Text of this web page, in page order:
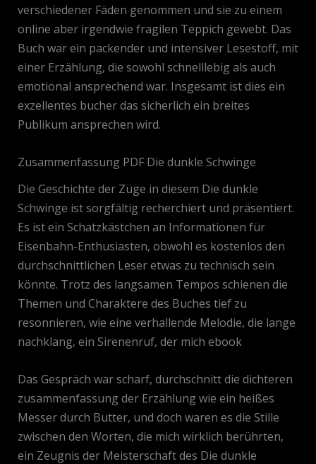
verschiedener Fäden genommen und sie zu einem
online aber irgendwie fragilen Teppich gewebt. Das
Buch war ein packender und intensiver Lesestoff, mit
einer Erzählung, die sowohl schnelllebig als auch
emotional ansprechend war. Insgesamt ist dies ein
exzellentes bucher das sicherlich ein breites
Publikum ansprechen wird.
Zusammenfassung PDF Die dunkle Schwinge
Die Geschichte der Züge in diesem Die dunkle
Schwinge ist sorgfältig recherchiert und präsentiert.
Es ist ein Schatzkästchen an Informationen für
Eisenbahn-Enthusiasten, obwohl es kostenlos den
durchschnittlichen Leser etwas zu technisch sein
könnte. Trotz des langsamen Tempos schienen die
Themen und Charaktere des Buches tief zu
resonnieren, wie eine verhallende Melodie, die lange
nachklang, ein Sirenenruf, der mich ebook
Das Gespräch war scharf, durchschnitt die dichteren
zusammenfassung der Erzählung wie ein heißes
Messer durch Butter, und doch waren es die Stille
zwischen den Worten, die mich wirklich berührten,
ein Zeugnis der Meisterschaft des Die dunkle